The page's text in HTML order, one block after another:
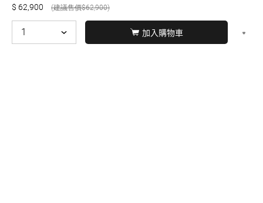
62,900 62,900
加入購物車
© BERNARD 2021 WEBDESIGN